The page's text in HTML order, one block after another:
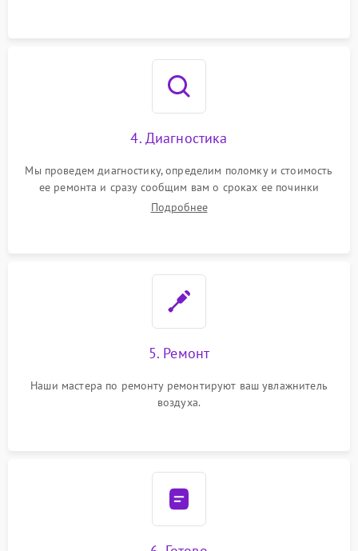
4. Диагностика
Мы проведем диагностику, определим поломку и стоимость
ее ремонта и сразу сообщим вам о сроках ее починки
Подробнее
5. Ремонт
Наши мастера по ремонту ремонтируют ваш увлажнитель
воздуха.